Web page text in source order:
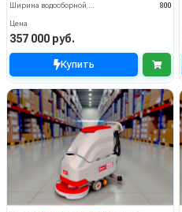
800
Цена
357 000 руб.
Купить